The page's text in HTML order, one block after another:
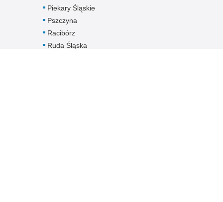
Piekary Śląskie
Pszczyna
Racibórz
Ruda Śląska